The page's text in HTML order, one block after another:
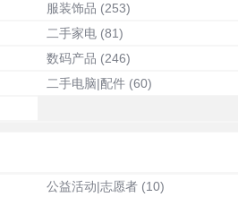
服装饰品 (253)
二手家电 (81)
数码产品 (246)
二手电脑|配件 (60)
公益活动|志愿者 (10)